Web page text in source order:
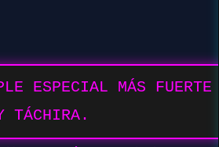
ESPECIAL MÁS FUERTE
TÁCHIRA.